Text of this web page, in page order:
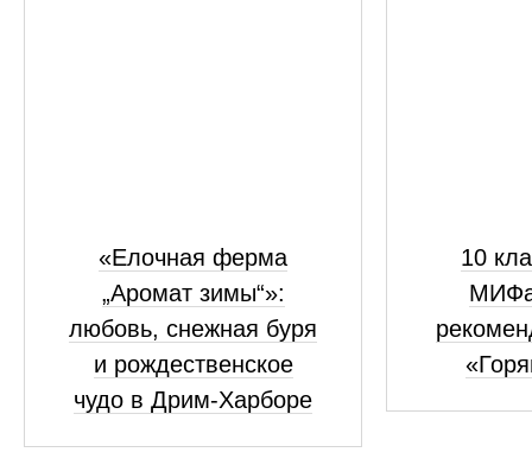
«Елочная ферма
„Аромат зимы“»:
любовь, снежная буря
и рождественское
чудо в Дрим-Харборе
10